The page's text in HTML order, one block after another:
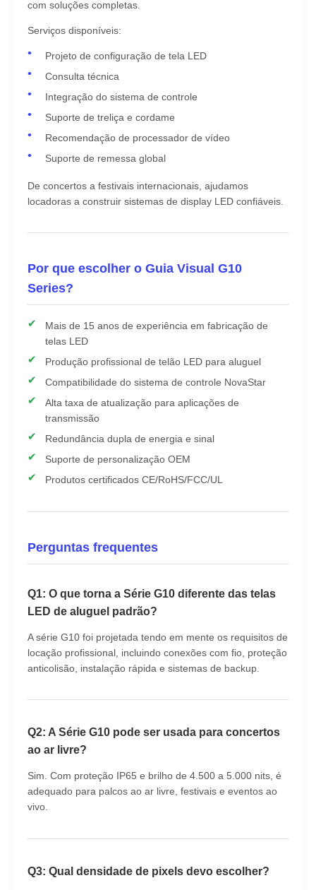
com soluções completas.
Serviços disponíveis:
Projeto de configuração de tela LED
Consulta técnica
Integração do sistema de controle
Suporte de treliça e cordame
Recomendação de processador de vídeo
Suporte de remessa global
De concertos a festivais internacionais, ajudamos
locadoras a construir sistemas de display LED confiáveis.
Por que escolher o Guia Visual G10
Series?
Mais de 15 anos de experiência em fabricação de
telas LED
Produção profissional de telão LED para aluguel
Compatibilidade do sistema de controle NovaStar
Alta taxa de atualização para aplicações de
transmissão
Redundância dupla de energia e sinal
Suporte de personalização OEM
Produtos certificados CE/RoHS/FCC/UL
Perguntas frequentes
Q1: O que torna a Série G10 diferente das telas
LED de aluguel padrão?
A série G10 foi projetada tendo em mente os requisitos de
locação profissional, incluindo conexões com fio, proteção
anticolisão, instalação rápida e sistemas de backup.
Q2: A Série G10 pode ser usada para concertos
ao ar livre?
Sim. Com proteção IP65 e brilho de 4.500 a 5.000 nits, é
adequado para palcos ao ar livre, festivais e eventos ao
vivo.
Q3: Qual densidade de pixels devo escolher?